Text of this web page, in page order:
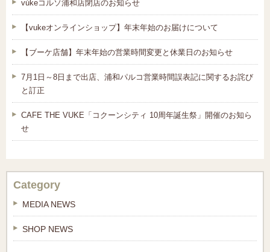
vúkeコルソ浦和店閉店のお知らせ
【vukeオンラインショップ】年末年始のお届けについて
【ブーケ店舗】年末年始の営業時間変更と休業日のお知らせ
7月1日～8日まで出店、浦和パルコ営業時間誤表記に関するお詫び
と訂正
CAFE THE VUKE「コクーンシティ 10周年誕生祭」開催のお知ら
せ
Category
MEDIA NEWS
SHOP NEWS